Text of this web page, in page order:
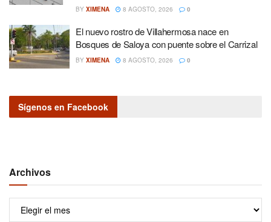
BY XIMENA 8 AGOSTO, 2026 0
El nuevo rostro de Villahermosa nace en
Bosques de Saloya con puente sobre el Carrizal
BY XIMENA 8 AGOSTO, 2026 0
Sígenos en Facebook
Archivos